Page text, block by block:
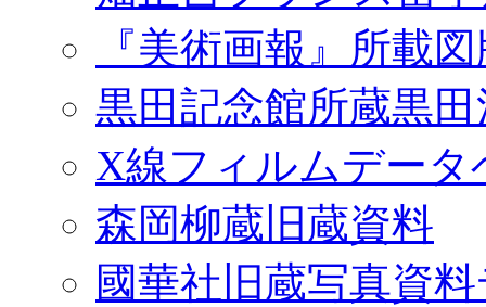
『美術画報』所載
黒田記念館所蔵黒
X線フィルムデータ
森岡柳蔵旧蔵資料
國華社旧蔵写真資